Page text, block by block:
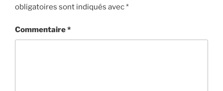
obligatoires sont indiqués avec*
Commentaire*